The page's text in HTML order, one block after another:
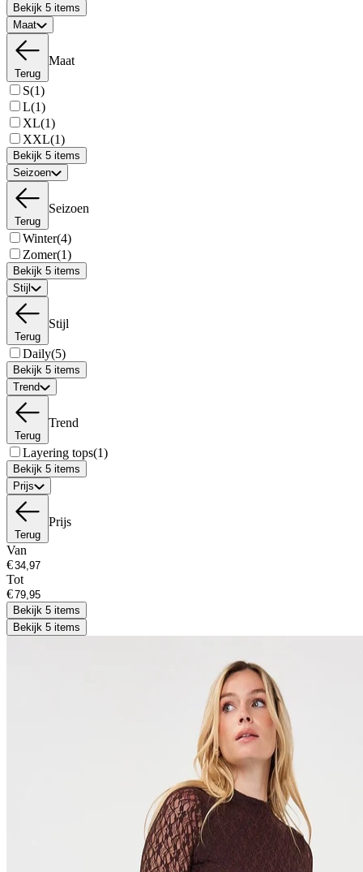
Bekijk 5 items
Maat
Terug
Maat
S(1)
L(1)
XL(1)
XXL(1)
Bekijk 5 items
Seizoen
Terug
Seizoen
Winter(4)
Zomer(1)
Bekijk 5 items
Stijl
Terug
Stijl
Daily(5)
Bekijk 5 items
Trend
Terug
Trend
Layering tops(1)
Bekijk 5 items
Prijs
Terug
Prijs
Van
€
Tot
€
Bekijk 5 items
Bekijk 5 items